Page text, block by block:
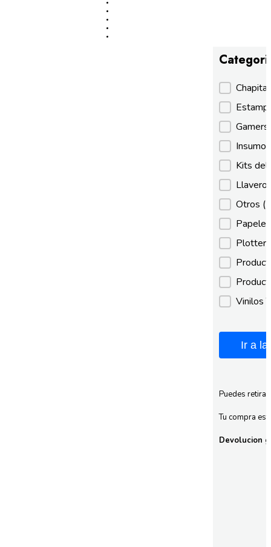
Gamers
Kits
Otros
Vinilos
Ir a la
Puedes
Tu compra
Devolucion